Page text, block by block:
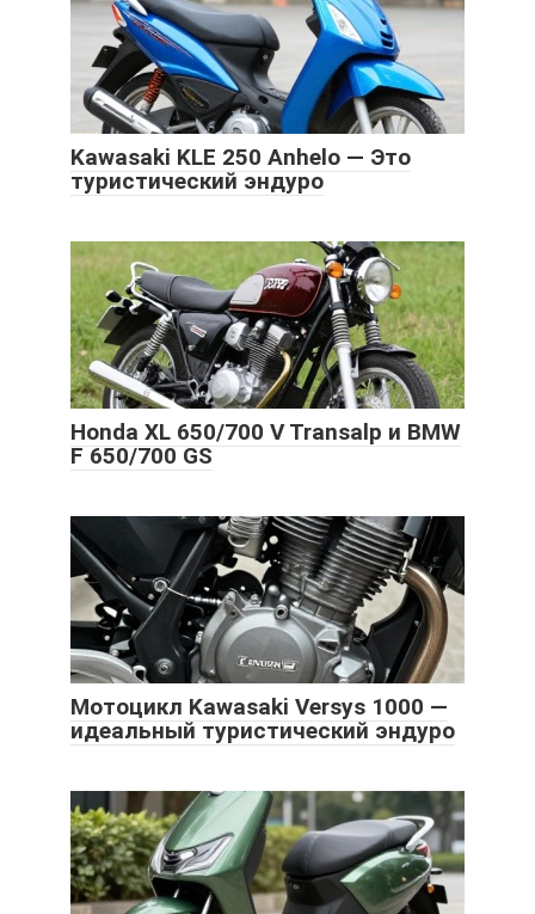
Kawasaki KLE 250 Anhelo — Это
туристический эндуро
Honda XL 650/700 V Transalp и BMW
F 650/700 GS
Мотоцикл Kawasaki Versys 1000 —
идеальный туристический эндуро